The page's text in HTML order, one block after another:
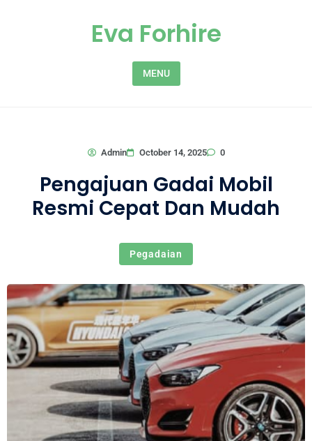
Eva Forhire
MENU
Admin October 14, 2025 0
Pengajuan Gadai Mobil
Resmi Cepat Dan Mudah
Pegadaian